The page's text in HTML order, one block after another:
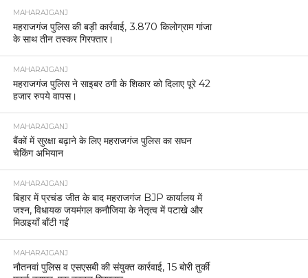
MAHARAJGANJ
महराजगंज पुलिस की बड़ी कार्रवाई, 3.870 किलोग्राम गांजा
के साथ तीन तस्कर गिरफ्तार।
MAHARAJGANJ
महराजगंज पुलिस ने साइबर ठगी के शिकार को दिलाए पूरे 42
हजार रुपये वापस।
MAHARAJGANJ
बैंकों में सुरक्षा बढ़ाने के लिए महराजगंज पुलिस का सघन
चेकिंग अभियान
MAHARAJGANJ
बिहार में प्रचंड जीत के बाद महराजगंज BJP कार्यालय में
जश्न, विधायक जयमंगल कनौजिया के नेतृत्व में पटाखे और
मिठाइयाँ बाँटी गईं
MAHARAJGANJ
नौतनवां पुलिस व एसएसबी की संयुक्त कार्रवाई, 15 बोरी तुर्की